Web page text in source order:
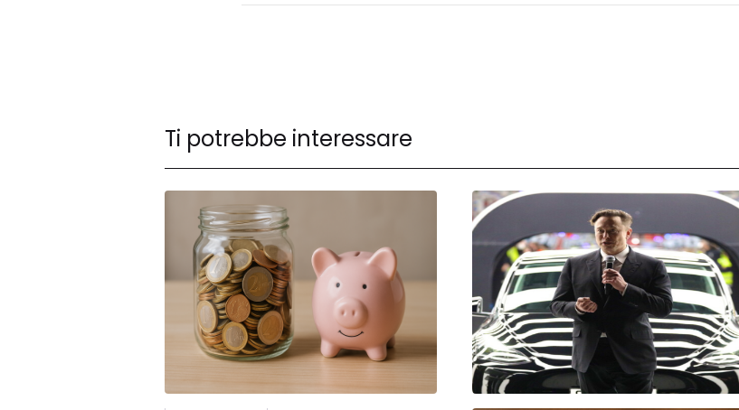
Ti potrebbe interessare